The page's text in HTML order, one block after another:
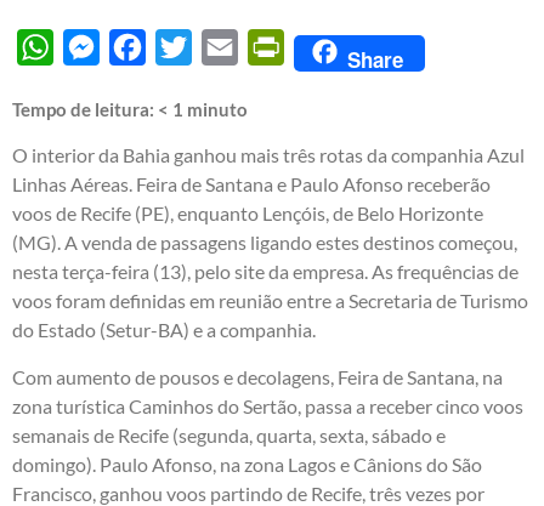
WhatsAppMessengerFacebook
Twitter Email PrintFriendly
Share
Tempo de leitura: < 1 minuto
O interior da Bahia ganhou mais três rotas da companhia Azul
Linhas Aéreas. Feira de Santana e Paulo Afonso receberão
voos de Recife (PE), enquanto Lençóis, de Belo Horizonte
(MG). A venda de passagens ligando estes destinos começou,
nesta terça-feira (13), pelo site da empresa. As frequências de
voos foram definidas em reunião entre a Secretaria de Turismo
do Estado (Setur-BA) e a companhia.
Com aumento de pousos e decolagens, Feira de Santana, na
zona turística Caminhos do Sertão, passa a receber cinco voos
semanais de Recife (segunda, quarta, sexta, sábado e
domingo). Paulo Afonso, na zona Lagos e Cânions do São
Francisco, ganhou voos partindo de Recife, três vezes por